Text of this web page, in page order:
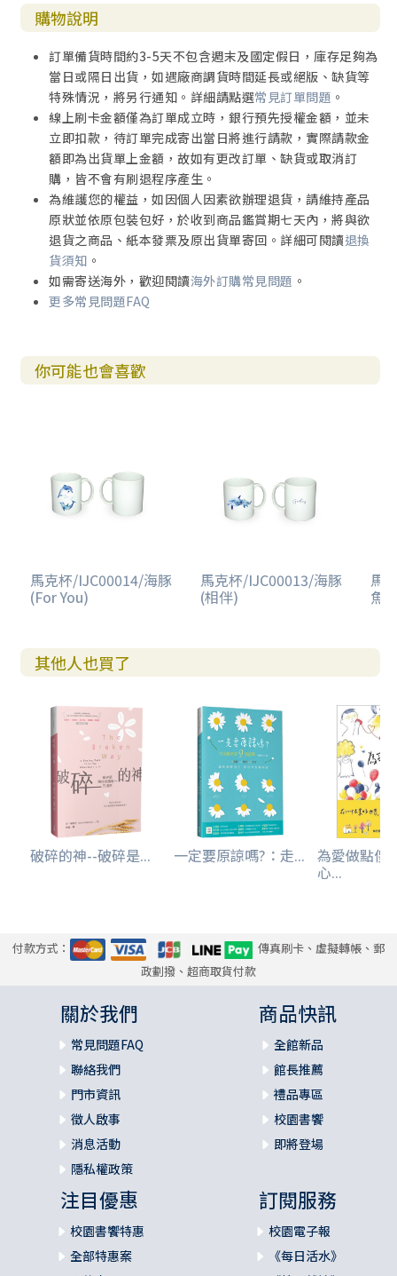
購物說明
訂單備貨時間約3-5天不包含週末及國定假日，庫存足夠為
當日或隔日出貨，如遇廠商調貨時間延長或絕版、缺貨等
特殊情況，將另行通知。詳細請點選常見訂單問題 。
線上刷卡金額僅為訂單成立時，銀行預先授權金額，並未
立即扣款，待訂單完成寄出當日將進行請款，實際請款金
額即為出貨單上金額，故如有更改訂單、缺貨或取消訂
購，皆不會有刷退程序產生。
為維護您的權益，如因個人因素欲辦理退貨，請維持產品
原狀並依原包裝包好，於收到商品鑑賞期七天內，將與欲
退貨之商品、紙本發票及原出貨單寄回。詳細可閱讀退換
貨須知 。
如需寄送海外，歡迎閱讀海外訂購常見問題 。
更多常見問題FAQ
你可能也會喜歡
馬克杯/IJC00014/海豚
(For You)
馬克杯/IJC00013/海豚
(相伴)
馬
魚(
其他人也買了
破碎的神--破碎是... 一定要原諒嗎?：走... 為愛做點傻
心...
付款方式：
傳真刷卡、虛擬轉帳、郵
政劃撥、超商取貨付款
關於我們
常見問題FAQ
聯絡我們
門市資訊
徵人啟事
消息活動
隱私權政策
商品快訊
全館新品
館長推薦
禮品專區
校園書饗
即將登場
注目優惠
校園書饗特惠
全部特惠案
訂閱服務
校園電子報
《每日活水》